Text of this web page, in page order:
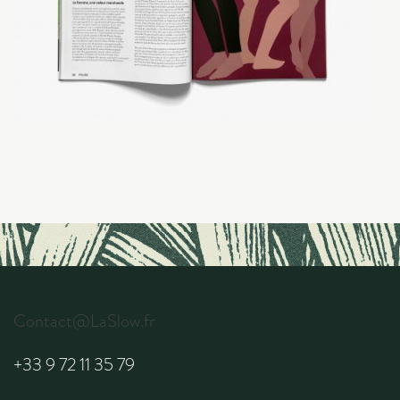
Contact@LaSlow.fr
+33 9 72 11 35 79